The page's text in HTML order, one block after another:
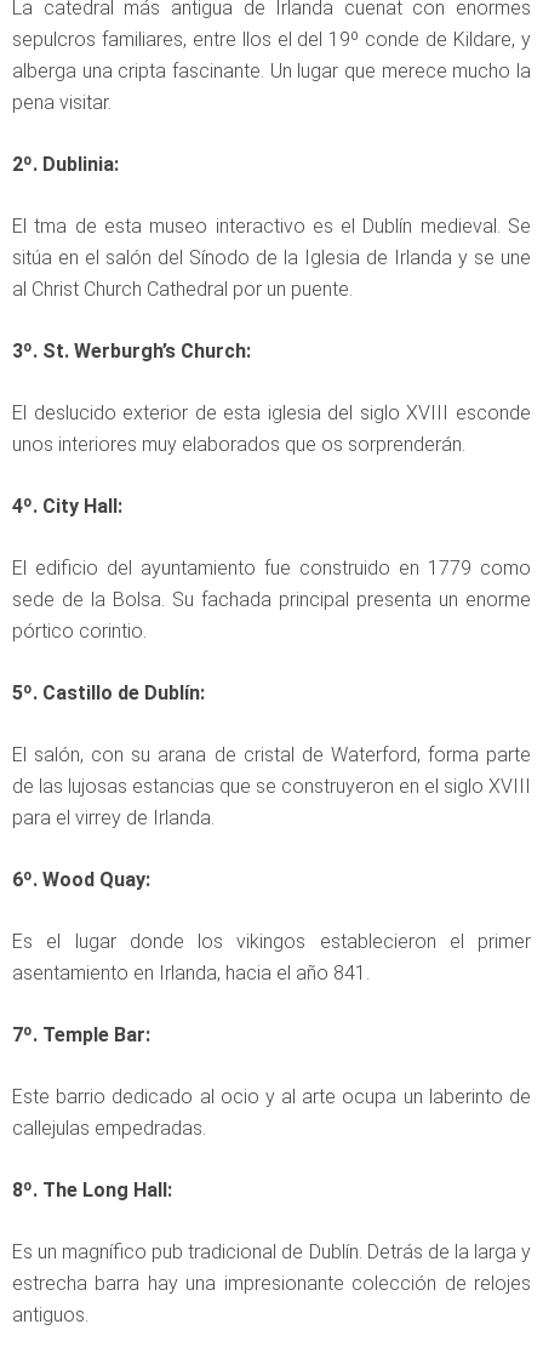
La catedral más antigua de Irlanda cuenat con enormes
sepulcros familiares, entre llos el del 19º conde de Kildare, y
alberga una cripta fascinante. Un lugar que merece mucho la
pena visitar.
2º. Dublinia:
El tma de esta museo interactivo es el Dublín medieval. Se
sitúa en el salón del Sínodo de la Iglesia de Irlanda y se une
al Christ Church Cathedral por un puente.
3º. St. Werburgh’s Church:
El deslucido exterior de esta iglesia del siglo XVIII esconde
unos interiores muy elaborados que os sorprenderán.
4º. City Hall:
El edificio del ayuntamiento fue construido en 1779 como
sede de la Bolsa. Su fachada principal presenta un enorme
pórtico corintio.
5º. Castillo de Dublín:
El salón, con su arana de cristal de Waterford, forma parte
de las lujosas estancias que se construyeron en el siglo XVIII
para el virrey de Irlanda.
6º. Wood Quay:
Es el lugar donde los vikingos establecieron el primer
asentamiento en Irlanda, hacia el año 841.
7º. Temple Bar:
Este barrio dedicado al ocio y al arte ocupa un laberinto de
callejulas empedradas.
8º. The Long Hall:
Es un magnífico pub tradicional de Dublín. Detrás de la larga y
estrecha barra hay una impresionante colección de relojes
antiguos.